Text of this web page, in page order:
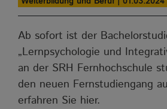
Ab sofort ist der
„Lernpsychologie und
an der SRH Fernhochschule
den neuen Fernstudiengang
erfahren Sie hier.